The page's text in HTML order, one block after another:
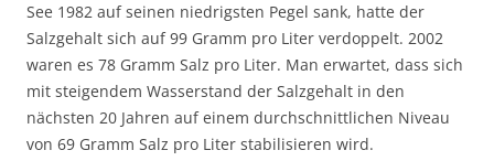
See 1982 auf seinen niedrigsten Pegel sank, hatte der
Salzgehalt sich auf 99 Gramm pro Liter verdoppelt. 2002
waren es 78 Gramm Salz pro Liter. Man erwartet, dass sich
mit steigendem Wasserstand der Salzgehalt in den
nächsten 20 Jahren auf einem durchschnittlichen Niveau
von 69 Gramm Salz pro Liter stabilisieren wird.